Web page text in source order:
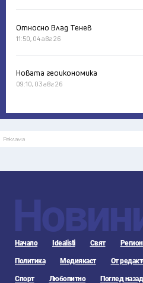
Относно Влад Тенев
11:50, 04 авг 26
Новата геоикономика
09:10, 03 авг 26
Реклама
Начало Idealisti Свят
Политика Медиякаст От
Спорт Любопитно Поглед назад